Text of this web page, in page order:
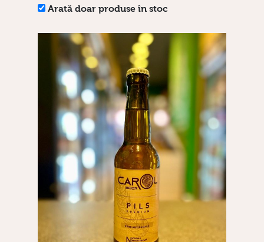
Arată doar produse în stoc